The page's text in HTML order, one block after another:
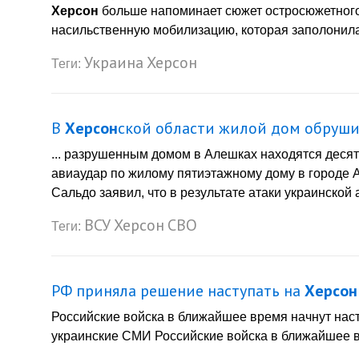
Херсон больше напоминает сюжет
насильственную мобилизацию, которая
Теги: Украина Херсон
В Херсонской области жилой дом
... разрушенным домом в Алешках находятся
авиаудар по жилому пятиэтажному дому в городе
Сальдо заявил, что в результате атаки
Теги: ВСУХерсон СВО
РФ приняла решение наступать на Херсон
Российские войска в ближайшее время начнут
украинские СМИ Российские войска в ближайшее